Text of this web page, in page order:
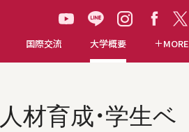
国際交流 大学概要 MORE
材育成・学生ベ